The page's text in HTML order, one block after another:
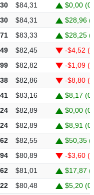
$84,31
$0,00
$84,31
$28,96
$83,33
$28,25
$82,45
-$4,52 (-
$82,82
-$1,09 (-
$82,86
-$8,80 (-
$83,16
$8,17
$82,89
$0,00
$82,89
$8,91
$82,55
$50,35
$80,89
-$3,60 (-
$81,01
$17,87
$80,48
$5,20